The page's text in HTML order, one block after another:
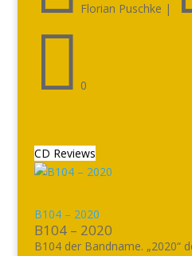
Florian Puschke |
 0
CD Reviews
B104 – 2020
B104 – 2020
B104 der Bandname. „2020“